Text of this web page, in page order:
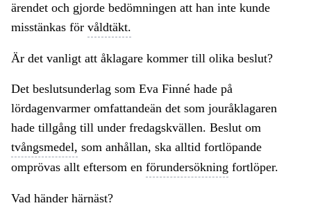
ärendet och gjorde bedömningen att han inte kunde
misstänkas för våldtäkt.
Är det vanligt att åklagare kommer till olika beslut?
Det beslutsunderlag som Eva Finné hade på
lördagenvarmer omfattandeän det som jouråklagaren
hade tillgång till under fredagskvällen. Beslut om
tvångsmedel, som anhållan, ska alltid fortlöpande
omprövas allt eftersom en förundersökning fortlöper.
Vad händer härnäst?